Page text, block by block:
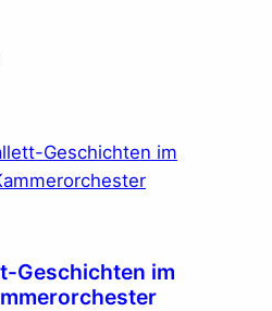
Geschichten im